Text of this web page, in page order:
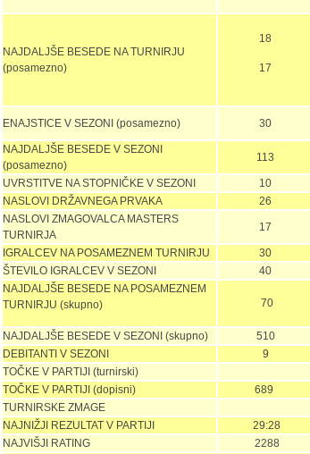
NAJDALJŠE BESEDE NA TURNIRJU
(posamezno)
18
17
ENAJSTICE V SEZONI (posamezno) 30
NAJDALJŠE BESEDE V SEZONI
(posamezno)
113
UVRSTITVE NA STOPNIČKE V SEZONI 10
NASLOVI DRŽAVNEGA PRVAKA
26
NASLOVI ZMAGOVALCA MASTERS
TURNIRJA
17
IGRALCEV NA POSAMEZNEM TURNIRJU 30
ŠTEVILO IGRALCEV V SEZONI
40
NAJDALJŠE BESEDE NA POSAMEZNEM
TURNIRJU (skupno)
70
NAJDALJŠE BESEDE V SEZONI (skupno) 510
DEBITANTI V SEZONI
9
TOČKE V PARTIJI (turnirski)
TOČKE V PARTIJI (dopisni)
689
TURNIRSKE ZMAGE
NAJNIŽJI REZULTAT V PARTIJI
29:28
NAJVIŠJI RATING
2288